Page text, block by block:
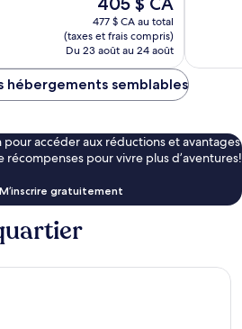
prix
est
de
405 $ CA
477 $ CA au total
(taxes et frais compris)
Du 23 août au 24 août
hébergements semblables
pour accéder aux réductions et avantages
récompenses pour vivre plus d’aventures!
M’inscrire gratuitement